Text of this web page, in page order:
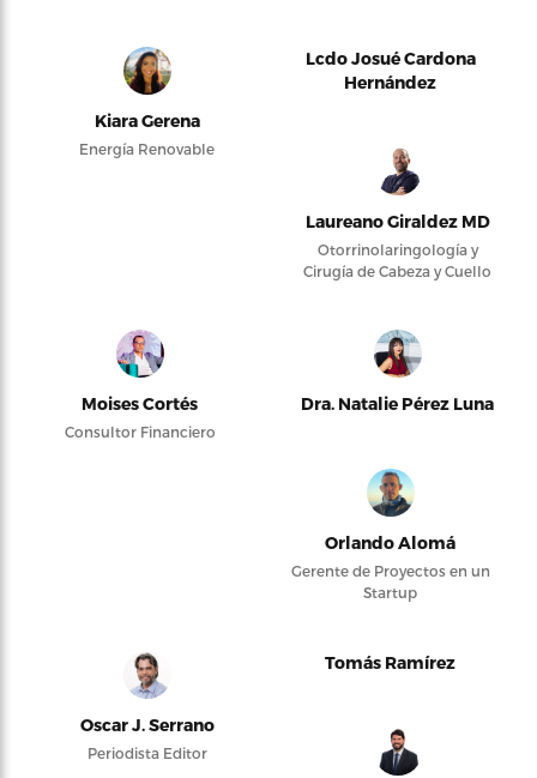
Kiara Gerena
Energía Renovable
Lcdo Josué Cardona
Hernández
Laureano Giraldez MD
Otorrinolaringología y
Cirugía de Cabeza y Cuello
Moises Cortés
Consultor Financiero
Dra. Natalie Pérez Luna
Orlando Alomá
Gerente de Proyectos en un
Startup
Oscar J. Serrano
Periodista Editor
Tomás Ramírez